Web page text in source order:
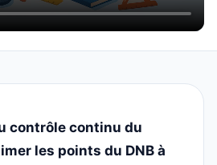
contrôle continu du
les points du DNB à